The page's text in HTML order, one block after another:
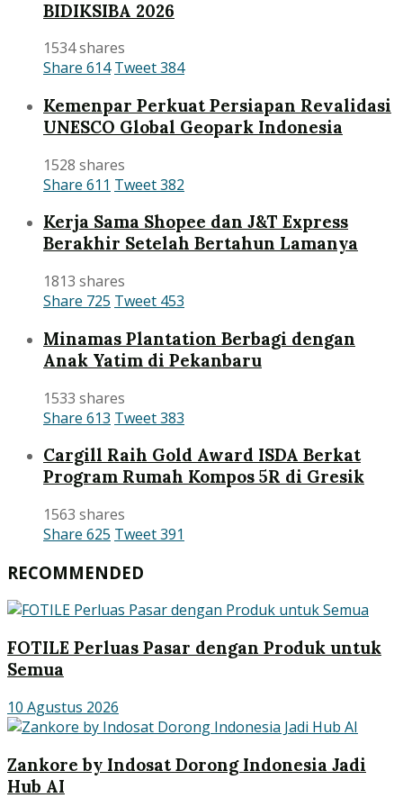
BIDIKSIBA 2026
1534 shares
Share 614 Tweet384
Kemenpar Perkuat Persiapan Revalidasi
UNESCO Global Geopark Indonesia
1528 shares
Share 611 Tweet382
Kerja Sama Shopee dan J&T Express
Berakhir Setelah Bertahun Lamanya
1813 shares
Share 725 Tweet 453
Minamas Plantation Berbagi dengan
Anak Yatim di Pekanbaru
1533 shares
Share 613 Tweet383
Cargill Raih Gold Award ISDA Berkat
Program Rumah Kompos 5R di Gresik
1563 shares
Share 625 Tweet391
RECOMMENDED
FOTILE Perluas Pasar dengan Produk untuk
Semua
10 Agustus 2026
Zankore by Indosat Dorong Indonesia Jadi
Hub AI